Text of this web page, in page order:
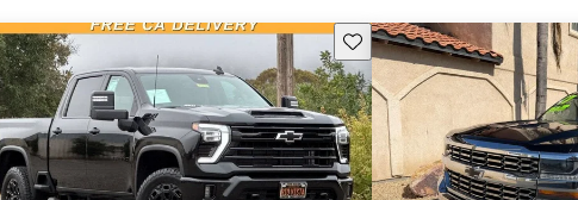
Guarda este Aviso